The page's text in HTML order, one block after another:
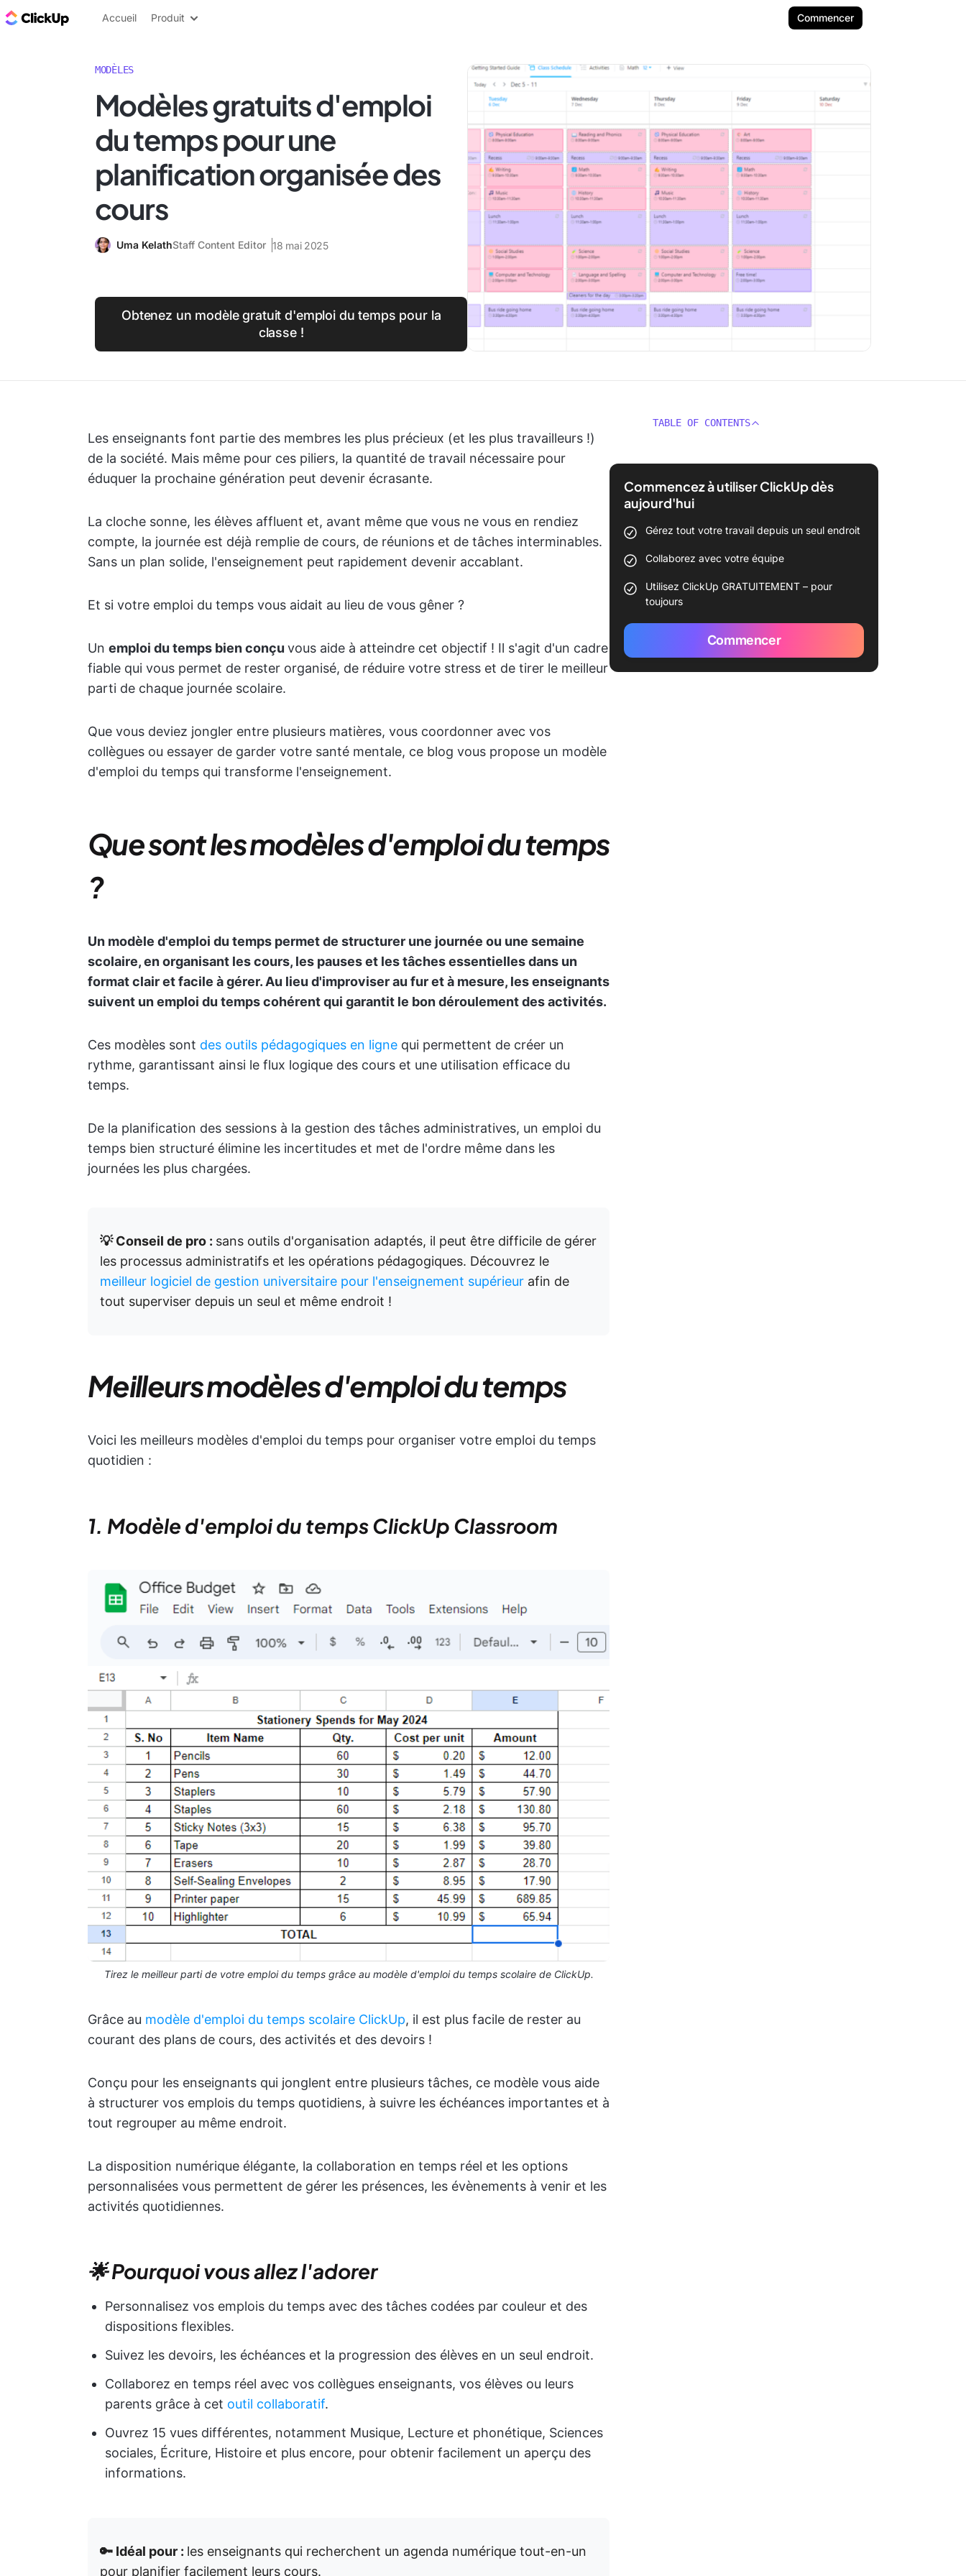
ClickUp Blog
Accueil Produit Commencer
MODÈLES
Modèles gratuits d'emploi
du temps pour une
planification organisée des
cours
Uma KelathStaff Content Editor 18 mai 2025
Obtenez un modèle gratuit d'emploi du temps pour la
classe !
Les enseignants font partie des membres les plus précieux (et les plus travailleurs !)
de la société. Mais même pour ces piliers, la quantité de travail nécessaire pour
éduquer la prochaine génération peut devenir écrasante.
La cloche sonne, les élèves affluent et, avant même que vous ne vous en rendiez
compte, la journée est déjà remplie de cours, de réunions et de tâches interminables.
Sans un plan solide, l'enseignement peut rapidement devenir accablant.
Et si votre emploi du temps vous aidait au lieu de vous gêner ?
Un emploi du temps bien conçu vous aide à atteindre cet objectif ! Il s'agit d'un cadre
fiable qui vous permet de rester organisé, de réduire votre stress et de tirer le meilleur
parti de chaque journée scolaire.
Que vous deviez jongler entre plusieurs matières, vous coordonner avec vos
collègues ou essayer de garder votre santé mentale, ce blog vous propose un modèle
d'emploi du temps qui transforme l'enseignement.
Que sont les modèles d'emploi du temps
?
Un modèle d'emploi du temps permet de structurer une journée ou une semaine
scolaire, en organisant les cours, les pauses et les tâches essentielles dans un
format clair et facile à gérer. Au lieu d'improviser au fur et à mesure, les enseignants
suivent un emploi du temps cohérent qui garantit le bon déroulement des activités.
Ces modèles sont des outils pédagogiques en ligne qui permettent de créer un
rythme, garantissant ainsi le flux logique des cours et une utilisation efficace du
temps.
De la planification des sessions à la gestion des tâches administratives, un emploi du
temps bien structuré élimine les incertitudes et met de l'ordre même dans les
journées les plus chargées.
💡 Conseil de pro : sans outils d'organisation adaptés, il peut être difficile de gérer
les processus administratifs et les opérations pédagogiques. Découvrez le
meilleur logiciel de gestion universitaire pour l'enseignement supérieur afin de
tout superviser depuis un seul et même endroit !
Meilleurs modèles d'emploi du temps
Voici les meilleurs modèles d'emploi du temps pour organiser votre emploi du temps
quotidien :
1. Modèle d'emploi du temps ClickUp Classroom
Tirez le meilleur parti de votre emploi du temps grâce au modèle d'emploi du temps scolaire de ClickUp.
Grâce au modèle d'emploi du temps scolaire ClickUp, il est plus facile de rester au
courant des plans de cours, des activités et des devoirs !
Conçu pour les enseignants qui jonglent entre plusieurs tâches, ce modèle vous aide
à structurer vos emplois du temps quotidiens, à suivre les échéances importantes et à
tout regrouper au même endroit.
La disposition numérique élégante, la collaboration en temps réel et les options
personnalisées vous permettent de gérer les présences, les évènements à venir et les
activités quotidiennes.
🌟 Pourquoi vous allez l'adorer
Personnalisez vos emplois du temps avec des tâches codées par couleur et des
dispositions flexibles.
Suivez les devoirs, les échéances et la progression des élèves en un seul endroit.
Collaborez en temps réel avec vos collègues enseignants, vos élèves ou leurs
parents grâce à cet outil collaboratif.
Ouvrez 15 vues différentes, notamment Musique, Lecture et phonétique, Sciences
sociales, Écriture, Histoire et plus encore, pour obtenir facilement un aperçu des
informations.
🔑 Idéal pour : les enseignants qui recherchent un agenda numérique tout-en-un
pour planifier facilement leurs cours.
TABLE OF CONTENTS
Commencez à utiliser ClickUp dès
aujourd'hui
Gérez tout votre travail depuis un seul endroit
Collaborez avec votre équipe
Utilisez ClickUp GRATUITEMENT – pour
toujours
Commencer